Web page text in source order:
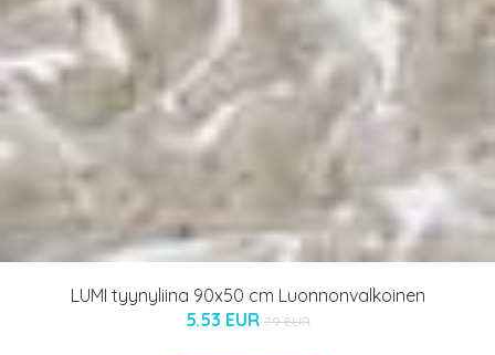
LUMI tyynyliina 90x50 cm Luonnonvalkoinen
5.53 EUR 7.9 EUR